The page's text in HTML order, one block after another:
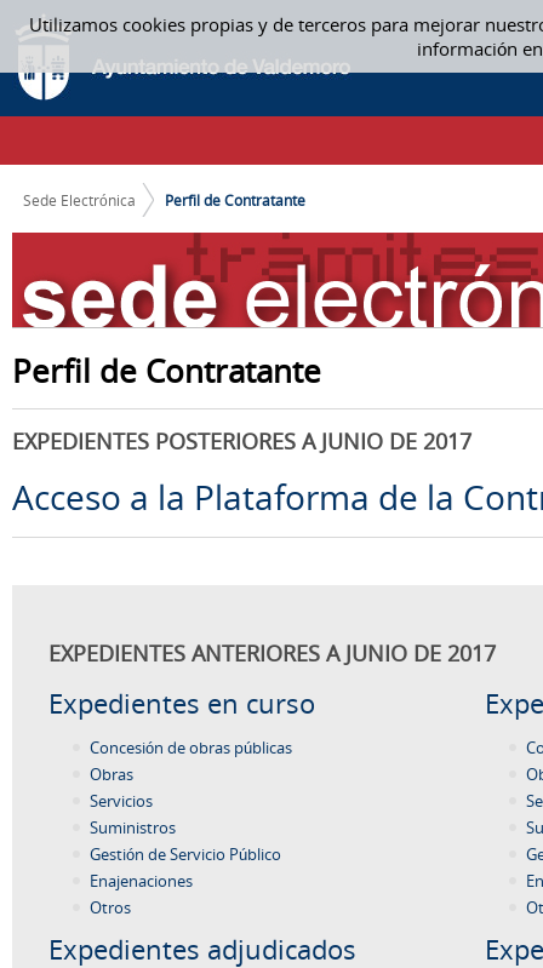
Utilizamos cookies propias y de terceros para mejorar
información
Saltar al contenido
PERFIL DE CONTRATANTE
CAMINO DE MIGAS
Sede Electrónica Perfil de Contratante
Perfil de Contratante
EXPEDIENTES POSTERIORES A JUNIO DE 2017
Acceso a la Plataforma de la
EXPEDIENTES ANTERIORES A JUNIO DE 2017
Expedientes en curso
Concesión de obras públicas
Obras
Servicios
Suministros
Gestión de Servicio Público
Enajenaciones
Otros
Expedientes adjudicados